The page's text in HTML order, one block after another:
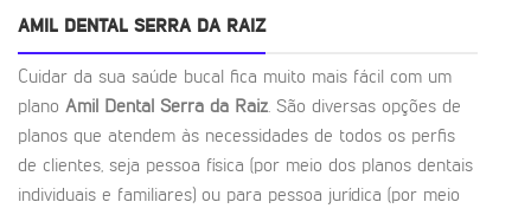
AMIL DENTAL SERRA DA RAIZ
Cuidar da sua saúde bucal fica muito mais fácil com um
plano Amil Dental Serra da Raiz. São diversas opções de
planos que atendem às necessidades de todos os perfis
de clientes, seja pessoa física (por meio dos planos dentais
individuais e familiares) ou para pessoa jurídica (por meio